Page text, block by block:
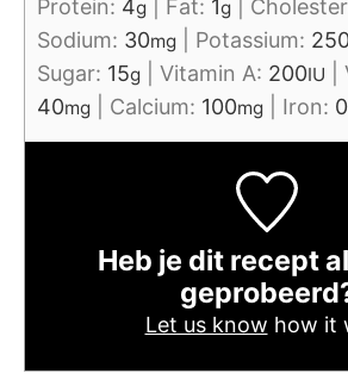
Protein: 4g Fat: 1g
Sodium: 30mg Potassium:
Sugar: 15g Vitamin A: 200IU
40mg Calcium: 100mg Iron:
Heb je dit recept
Let us know how it